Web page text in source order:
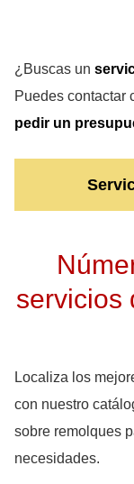
¿Buscas un
Puedes contactar
pedir un
servicios
Localiza los
con nuestro
sobre remolques
necesidades.